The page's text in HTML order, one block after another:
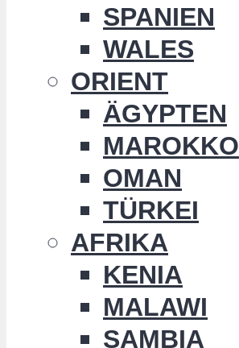
SPANIEN
WALES
ORIENT
ÄGYPTEN
MAROKKO
OMAN
TÜRKEI
AFRIKA
KENIA
MALAWI
SAMBIA